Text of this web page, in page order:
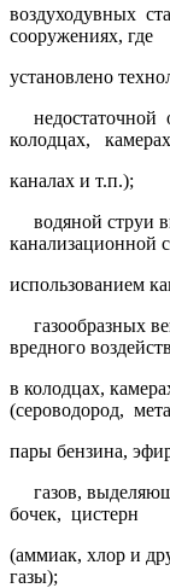
воздуходувных
сооружениях, где
установлено
недостаточной
колодцах,
каналах и т.п.);
водяной струи
канализационной
использованием
газообразных
вредного
в колодцах,
(сероводород,
пары бензина,
газов,
бочек, цистерн
(аммиак, хлор и
газы);